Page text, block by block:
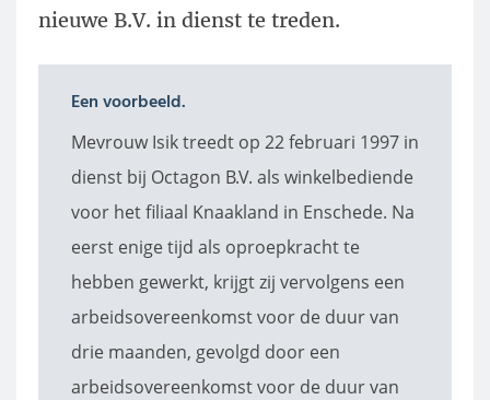
nieuwe B.V. in dienst te treden.
Een voorbeeld.
Mevrouw Isik treedt op 22 februari 1997 in
dienst bij Octagon B.V. als winkelbediende
voor het filiaal Knaakland in Enschede. Na
eerst enige tijd als oproepkracht te
hebben gewerkt, krijgt zij vervolgens een
arbeidsovereenkomst voor de duur van
drie maanden, gevolgd door een
arbeidsovereenkomst voor de duur van